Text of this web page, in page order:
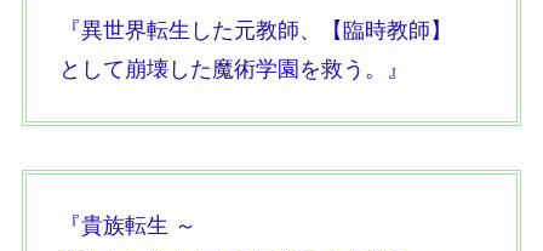
『異世界転生した元教師、
【臨時教師】
として崩壊した魔術学園を救う。
』
『貴族転生 ～